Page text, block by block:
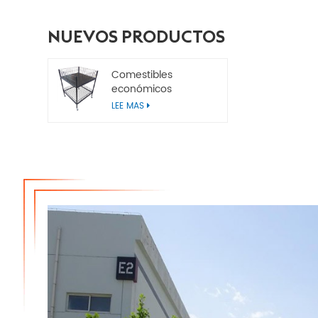
NUEVOS PRODUCTOS
Comestibles
económicos
Contenedores de
LEE MAS